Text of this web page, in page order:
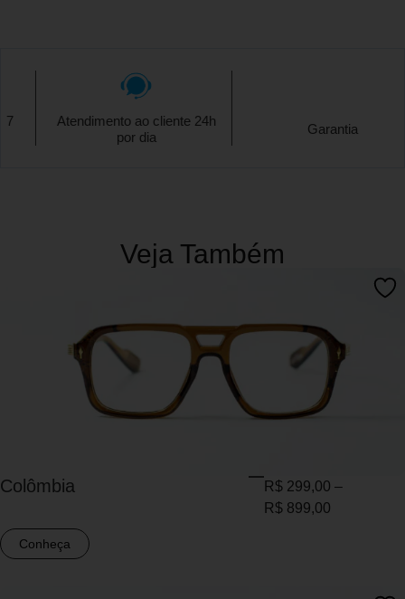
Atendimento ao cliente 24h
Garantia
Veja Também
Colômbia R$ 299,00 –
R$ 899,00
Conheça